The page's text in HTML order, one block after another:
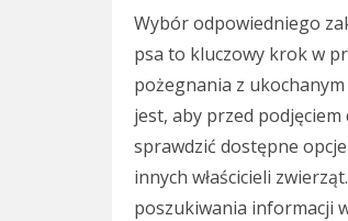
Wybór odpowiedniego
psa to kluczowy krok w
pożegnania z
jest, aby przed podjęciem
sprawdzić dostępne
innych właścicieli
poszukiwania informacji